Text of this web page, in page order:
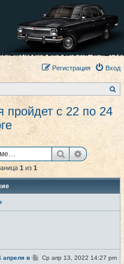
Вход
Регистрация
о
пройдет с 22 по 24
Поиск
1 из 1
в Санкт-Петербурге #1
ССр апр 13, 2022 14:27 pm